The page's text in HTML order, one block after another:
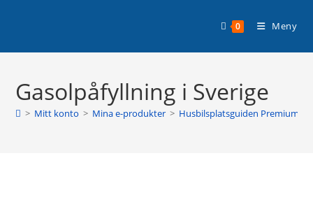
0 Meny
Gasolpåfyllning i Sverige
> Mitt konto > Mina e-produkter > Husbilsplatsguiden Premium
Läs mer >